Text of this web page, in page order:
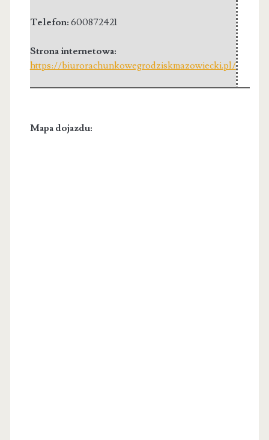
Telefon: 600872421
Strona internetowa:
https://biurorachunkowegrodziskmazowiecki.pl/
Mapa dojazdu: